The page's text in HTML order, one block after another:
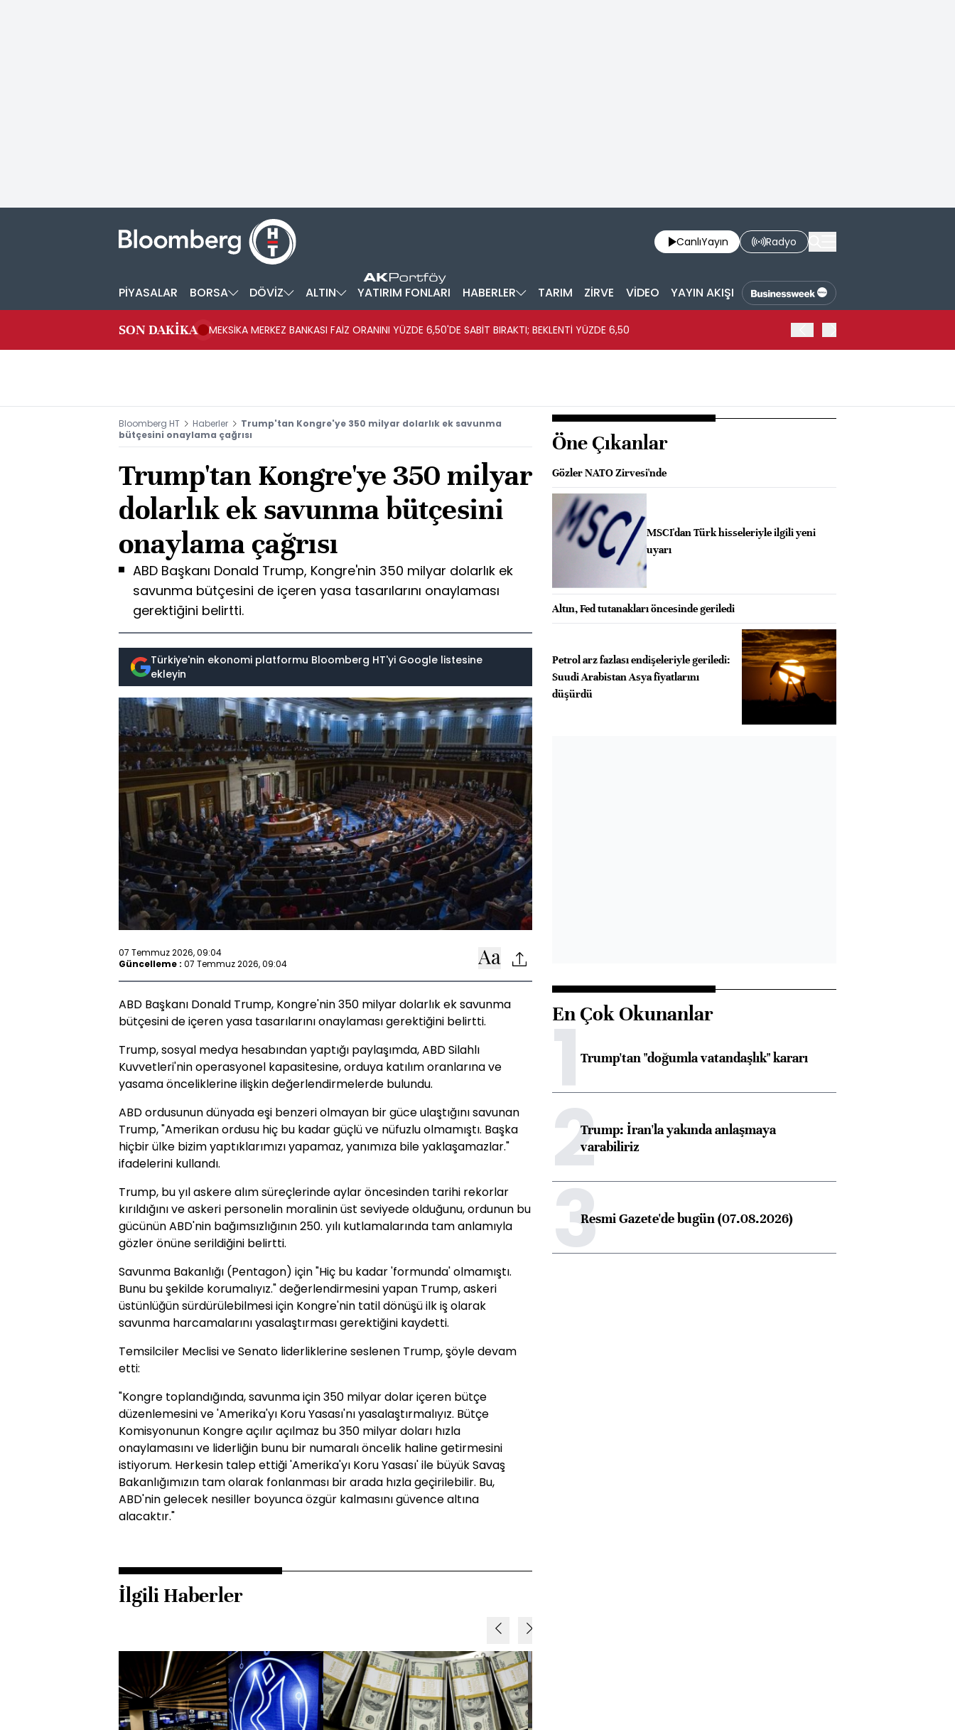
CanlıYayın Radyo
PİYASALAR BORSA DÖVİZ ALTIN YATIRIM FONLARI HABERLER TARIM ZİRVE VİDEO YAYIN AKIŞI
SON DAKİKA MEKSİKA MERKEZ BANKASI FAİZ ORANINI YÜZDE 6,50'DE SABİT BIRAKTI; BEKLENTİ YÜZDE 6,50
Bloomberg HT Haberler
Trump'tan Kongre'ye 350 milyar dolarlık ek savunma
bütçesini onaylama çağrısı
Trump'tan Kongre'ye 350 milyar
dolarlık ek savunma bütçesini
onaylama çağrısı
ABD Başkanı Donald Trump, Kongre'nin 350 milyar dolarlık ek
savunma bütçesini de içeren yasa tasarılarını onaylaması
gerektiğini belirtti.
Türkiye'nin ekonomi platformu Bloomberg HT'yi Google listesine
ekleyin
07 Temmuz 2026, 09:04
Güncelleme : 07 Temmuz 2026, 09:04
ABD Başkanı Donald Trump, Kongre'nin 350 milyar dolarlık ek savunma
bütçesini de içeren yasa tasarılarını onaylaması gerektiğini belirtti.
Trump, sosyal medya hesabından yaptığı paylaşımda, ABD Silahlı
Kuvvetleri'nin operasyonel kapasitesine, orduya katılım oranlarına ve
yasama önceliklerine ilişkin değerlendirmelerde bulundu.
ABD ordusunun dünyada eşi benzeri olmayan bir güce ulaştığını savunan
Trump, "Amerikan ordusu hiç bu kadar güçlü ve nüfuzlu olmamıştı. Başka
hiçbir ülke bizim yaptıklarımızı yapamaz, yanımıza bile yaklaşamazlar."
ifadelerini kullandı.
Trump, bu yıl askere alım süreçlerinde aylar öncesinden tarihi rekorlar
kırıldığını ve askeri personelin moralinin üst seviyede olduğunu, ordunun bu
gücünün ABD'nin bağımsızlığının 250. yılı kutlamalarında tam anlamıyla
gözler önüne serildiğini belirtti.
Savunma Bakanlığı (Pentagon) için "Hiç bu kadar 'formunda' olmamıştı.
Bunu bu şekilde korumalıyız." değerlendirmesini yapan Trump, askeri
üstünlüğün sürdürülebilmesi için Kongre'nin tatil dönüşü ilk iş olarak
savunma harcamalarını yasalaştırması gerektiğini kaydetti.
Temsilciler Meclisi ve Senato liderliklerine seslenen Trump, şöyle devam
etti:
"Kongre toplandığında, savunma için 350 milyar dolar içeren bütçe
düzenlemesini ve 'Amerika'yı Koru Yasası'nı yasalaştırmalıyız. Bütçe
Komisyonunun Kongre açılır açılmaz bu 350 milyar doları hızla
onaylamasını ve liderliğin bunu bir numaralı öncelik haline getirmesini
istiyorum. Herkesin talep ettiği 'Amerika'yı Koru Yasası' ile büyük Savaş
Bakanlığımızın tam olarak fonlanması bir arada hızla geçirilebilir. Bu,
ABD'nin gelecek nesiller boyunca özgür kalmasını güvence altına
alacaktır."
İlgili Haberler
Öne Çıkanlar
Gözler NATO Zirvesi'nde
MSCI'dan Türk hisseleriyle ilgili yeni
uyarı
Altın, Fed tutanakları öncesinde geriledi
Petrol arz fazlası endişeleriyle geriledi:
Suudi Arabistan Asya fiyatlarını
düşürdü
En Çok Okunanlar
1Trump'tan "doğumla vatandaşlık" kararı
2Trump: İran'la yakında anlaşmaya
varabiliriz
3Resmi Gazete'de bugün (07.08.2026)